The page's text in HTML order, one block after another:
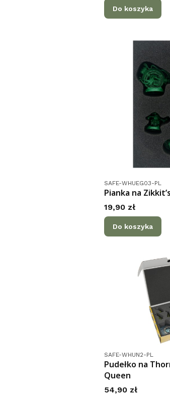
Do koszyka
Kod produktu
SAFE-WHUEG03-PL
Pianka na
Cena
19,90 zł
Do koszyka
Kod produktu
SAFE-WHUN2-PL
Pudełko na
Queen
Cena
54,90 zł